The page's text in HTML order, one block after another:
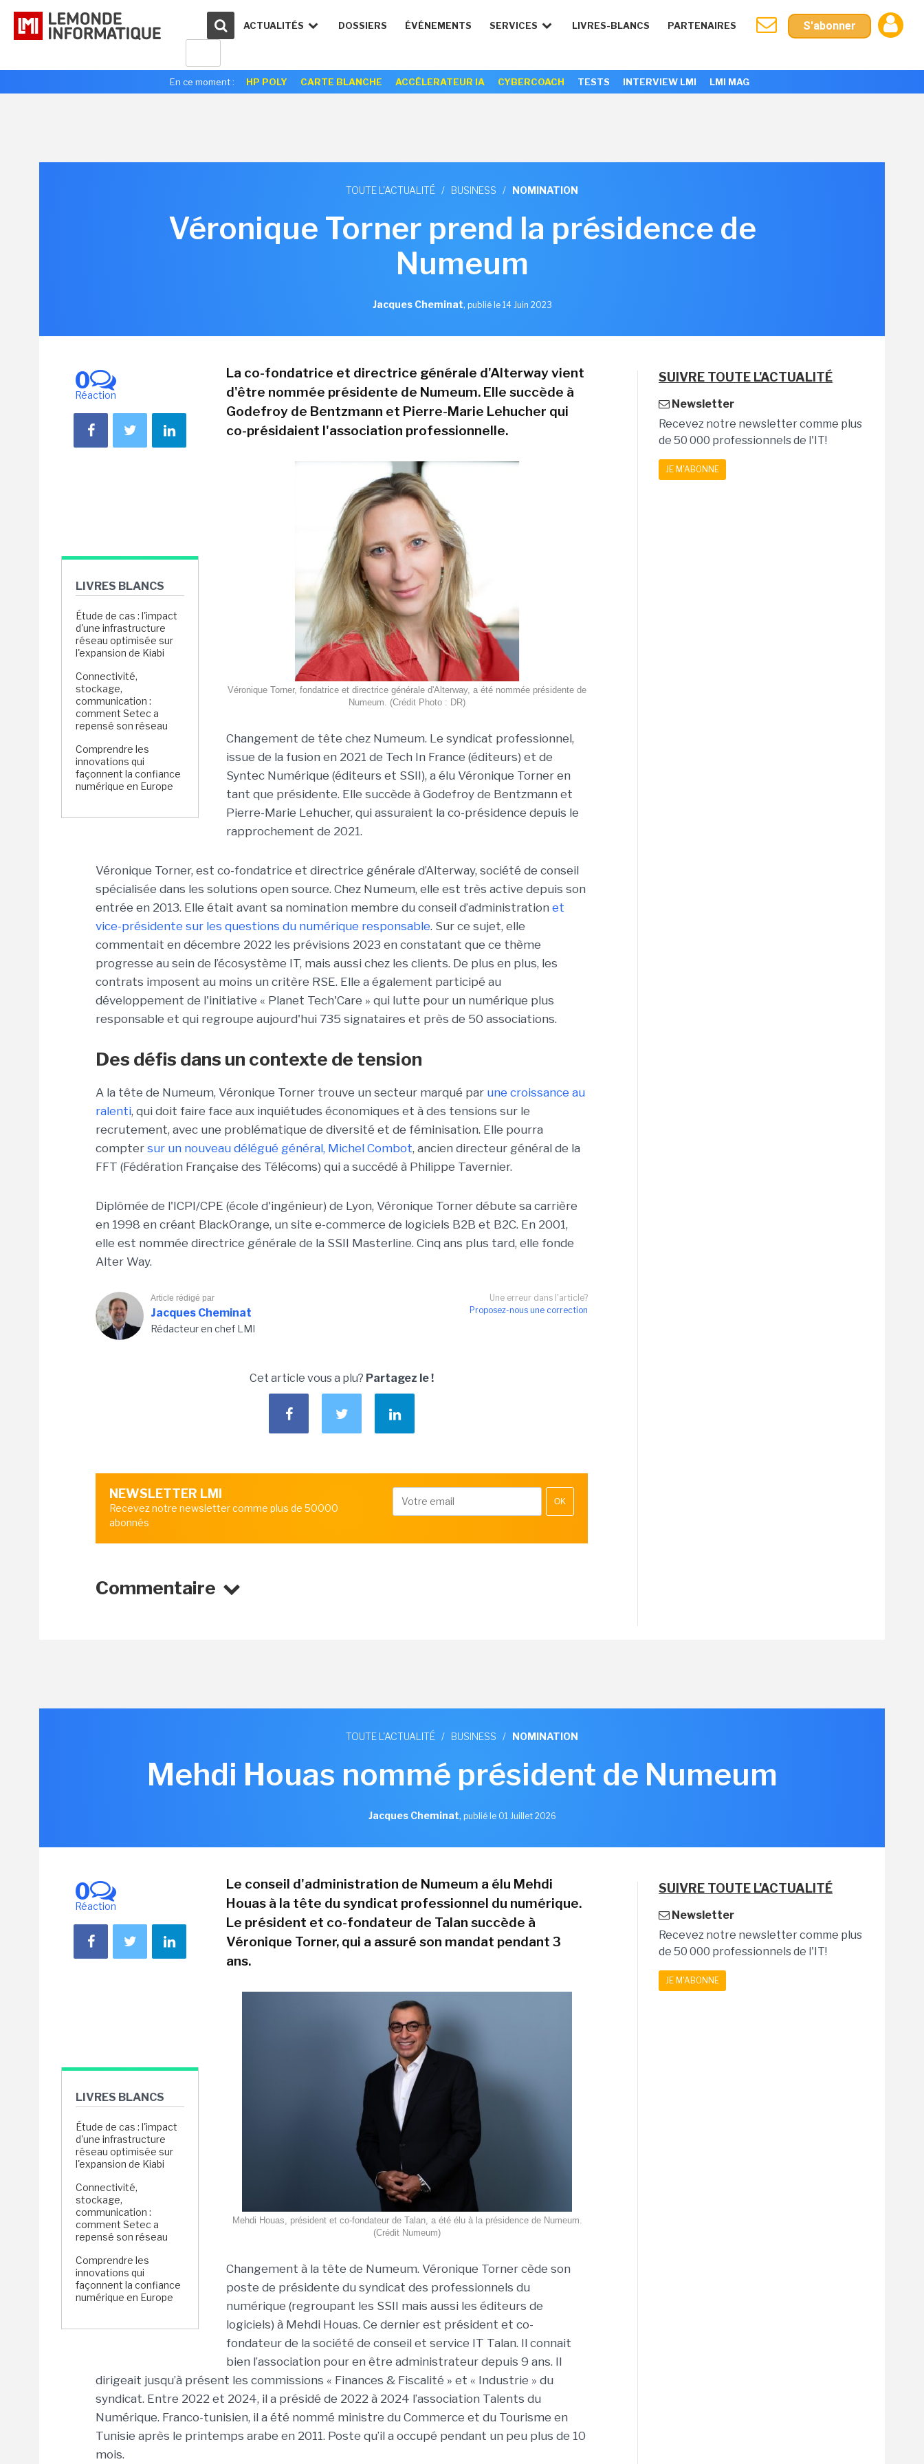
ACTUALITÉS DOSSIERS ÉVÉNEMENTS SERVICES LIVRES-BLANCS PARTENAIRES S'abonner
En ce moment : HP POLY CARTE BLANCHE ACCÉLERATEUR IA CYBERCOACH TESTS INTERVIEW LMI LMI MAG
TOUTE L'ACTUALITÉ / BUSINESS / NOMINATION
Véronique Torner prend la présidence de
Numeum
Jacques Cheminat, publié le 14 Juin 2023
0
Réaction
LIVRES BLANCS
Étude de cas : l'impact
d'une infrastructure
réseau optimisée sur
l'expansion de Kiabi
Connectivité,
stockage,
communication :
comment Setec a
repensé son réseau
Comprendre les
innovations qui
façonnent la confiance
numérique en Europe
La co-fondatrice et directrice générale d'Alterway vient
d'être nommée présidente de Numeum. Elle succède à
Godefroy de Bentzmann et Pierre-Marie Lehucher qui
co-présidaient l'association professionnelle.
Véronique Torner, fondatrice et directrice générale d'Alterway, a été nommée présidente de
Numeum. (Crédit Photo : DR)
Changement de tête chez Numeum. Le syndicat professionnel,
issue de la fusion en 2021 de Tech In France (éditeurs) et de
Syntec Numérique (éditeurs et SSII), a élu Véronique Torner en
tant que présidente. Elle succède à Godefroy de Bentzmann et
Pierre-Marie Lehucher, qui assuraient la co-présidence depuis le
rapprochement de 2021.
Véronique Torner, est co-fondatrice et directrice générale d’Alterway, société de conseil
spécialisée dans les solutions open source. Chez Numeum, elle est très active depuis son
entrée en 2013. Elle était avant sa nomination membre du conseil d’administration et
vice-présidente sur les questions du numérique responsable. Sur ce sujet, elle
commentait en décembre 2022 les prévisions 2023 en constatant que ce thème
progresse au sein de l’écosystème IT, mais aussi chez les clients. De plus en plus, les
contrats imposent au moins un critère RSE. Elle a également participé au
développement de l'initiative « Planet Tech'Care » qui lutte pour un numérique plus
responsable et qui regroupe aujourd'hui 735 signataires et près de 50 associations.
Des défis dans un contexte de tension
A la tête de Numeum, Véronique Torner trouve un secteur marqué par une croissance au
ralenti, qui doit faire face aux inquiétudes économiques et à des tensions sur le
recrutement, avec une problématique de diversité et de féminisation. Elle pourra
compter sur un nouveau délégué général, Michel Combot, ancien directeur général de la
FFT (Fédération Française des Télécoms) qui a succédé à Philippe Tavernier.
Diplômée de l'ICPI/CPE (école d'ingénieur) de Lyon, Véronique Torner débute sa carrière
en 1998 en créant BlackOrange, un site e-commerce de logiciels B2B et B2C. En 2001,
elle est nommée directrice générale de la SSII Masterline. Cinq ans plus tard, elle fonde
Alter Way.
Une erreur dans l'article?
Proposez-nous une correction
Article rédigé par
Jacques Cheminat
Rédacteur en chef LMI
Cet article vous a plu? Partagez le !
NEWSLETTER LMI
Recevez notre newsletter comme plus de 50000
abonnés
OK
Commentaire
SUIVRE TOUTE L'ACTUALITÉ
Newsletter
Recevez notre newsletter comme plus
de 50 000 professionnels de l'IT!
JE M'ABONNE
TOUTE L'ACTUALITÉ / BUSINESS / NOMINATION
Mehdi Houas nommé président de Numeum
Jacques Cheminat, publié le 01 Juillet 2026
0
Réaction
LIVRES BLANCS
Étude de cas : l'impact
d'une infrastructure
réseau optimisée sur
l'expansion de Kiabi
Connectivité,
stockage,
communication :
comment Setec a
repensé son réseau
Comprendre les
innovations qui
façonnent la confiance
numérique en Europe
Le conseil d'administration de Numeum a élu Mehdi
Houas à la tête du syndicat professionnel du numérique.
Le président et co-fondateur de Talan succède à
Véronique Torner, qui a assuré son mandat pendant 3
ans.
Mehdi Houas, président et co-fondateur de Talan, a été élu à la présidence de Numeum.
(Crédit Numeum)
Changement à la tête de Numeum. Véronique Torner cède son
poste de présidente du syndicat des professionnels du
numérique (regroupant les SSII mais aussi les éditeurs de
logiciels) à Mehdi Houas. Ce dernier est président et co-
fondateur de la société de conseil et service IT Talan. Il connait
bien l’association pour en être administrateur depuis 9 ans. Il
dirigeait jusqu’à présent les commissions « Finances & Fiscalité » et « Industrie » du
syndicat. Entre 2022 et 2024, il a présidé de 2022 à 2024 l’association Talents du
Numérique. Franco-tunisien, il a été nommé ministre du Commerce et du Tourisme en
Tunisie après le printemps arabe en 2011. Poste qu’il a occupé pendant un peu plus de 10
mois.
SUIVRE TOUTE L'ACTUALITÉ
Newsletter
Recevez notre newsletter comme plus
de 50 000 professionnels de l'IT!
JE M'ABONNE